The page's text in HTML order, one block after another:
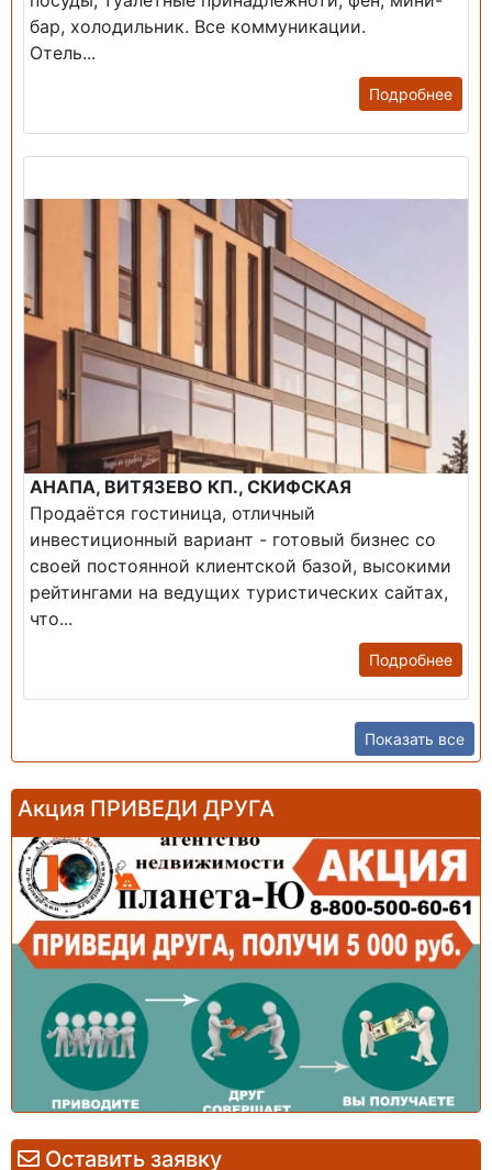
Оставить заявку
бар, холодильник. Все коммуникации.
Отель...
Подробнее
АНАПА, ВИТЯЗЕВО КП., СКИФСКАЯ
Продаётся гостиница, отличный
инвестиционный вариант - готовый бизнес со
своей постоянной клиентской базой, высокими
рейтингами на ведущих туристических сайтах,
что...
Подробнее
Показать все
Акция ПРИВЕДИ ДРУГА